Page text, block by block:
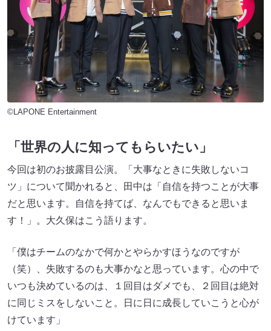
©LAPONE Entertainment
「世界の人に知ってもらいたい」
今回は初のお披露目公演。「大事なときに失敗しないコ
ツ」について聞かれると、田中は「自信を持つことが大事
だと思います。自信を持てば、なんでもできると思いま
す！」。大久保はこう語ります。
「僕はチームのなかで何かとやらかすほうなのですが
（笑）、失敗するのも大事かなと思っています。心の中で
いつも決めているのは、１回目はダメでも、２回目は絶対
に同じミスをしないこと。日に日に成長していこうと心が
けています」